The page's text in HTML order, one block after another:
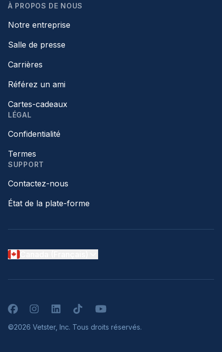
À PROPOS DE NOUS
Notre entreprise
Salle de presse
Carrières
Référez un ami
Cartes-cadeaux
LÉGAL
Confidentialité
Termes
SUPPORT
Contactez-nous
État de la plate-forme
FacebookInstagramLinkedInTikTokYouTube
©2026 Vetster, Inc. Tous droits réservés.